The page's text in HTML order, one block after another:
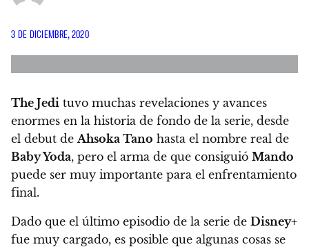
3 DE DICIEMBRE, 2020
The Jedi tuvo muchas revelaciones y avances
enormes en la historia de fondo de la serie, desde
el debut de Ahsoka Tano hasta el nombre real de
Baby Yoda, pero el arma de que consiguió Mando
puede ser muy importante para el enfrentamiento
final.
Dado que el último episodio de la serie de Disney+
fue muy cargado, es posible que algunas cosas se